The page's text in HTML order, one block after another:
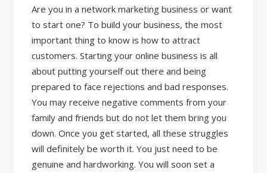
Are you in a network marketing business or want
to start one? To build your business, the most
important thing to know is how to attract
customers. Starting your online business is all
about putting yourself out there and being
prepared to face rejections and bad responses.
You may receive negative comments from your
family and friends but do not let them bring you
down. Once you get started, all these struggles
will definitely be worth it. You just need to be
genuine and hardworking. You will soon set a